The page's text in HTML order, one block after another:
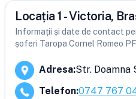
Locația 1 - Victoria,
Informații și date de contact
șoferi Taropa Cornel Romeo
Adresa:Str. Doamna
Telefon:0747 767